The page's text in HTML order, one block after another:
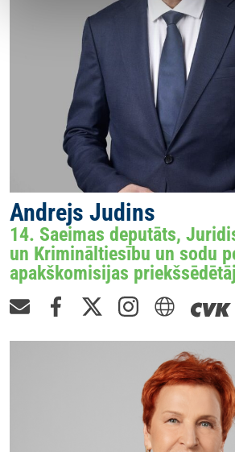
Andrejs Judins
14. Saeimas deputāts,
un Krimināltiesību un sodu
apakškomisijas